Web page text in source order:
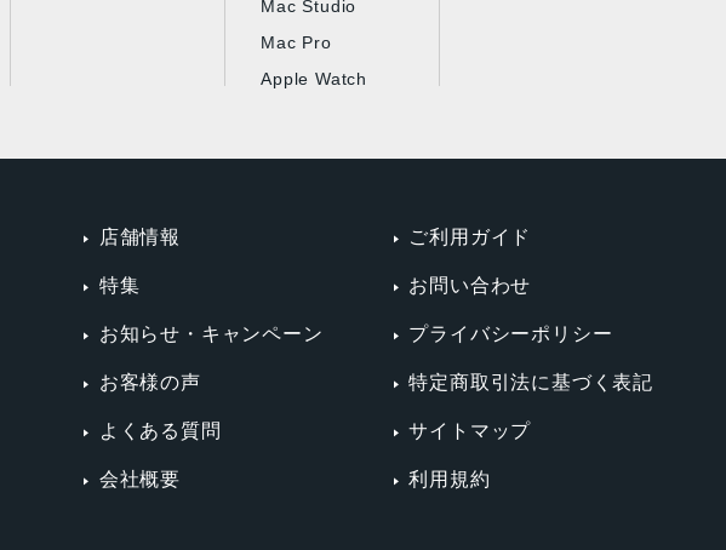
Mac Studio
Mac Pro
Apple Watch
店舗情報
特集
お知らせ・キャンペーン
お客様の声
よくある質問
会社概要
ご利用ガイド
お問い合わせ
プライバシーポリシー
特定商取引法に基づく表記
サイトマップ
利用規約